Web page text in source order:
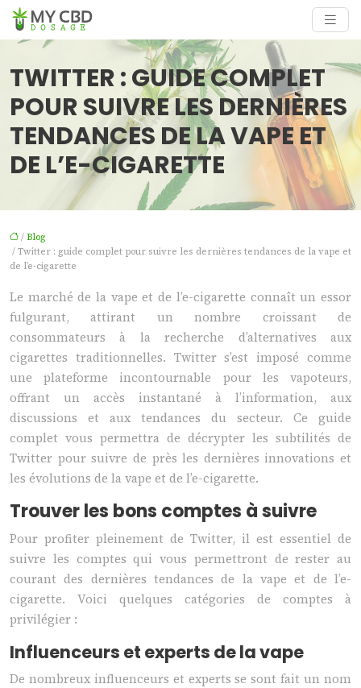
TWITTER : GUIDE COMPLET
POUR SUIVRE LES DERNIÈRES
TENDANCES DE LA VAPE ET
DE L’E-CIGARETTE
/ Blog
/ Twitter : guide complet pour suivre les dernières tendances de la vape et
de l’e-cigarette
Le marché de la vape et de l’e-cigarette connaît un essor
fulgurant, attirant un nombre croissant de
consommateurs à la recherche d’alternatives aux
cigarettes traditionnelles. Twitter s’est imposé comme
une plateforme incontournable pour les vapoteurs,
offrant un accès instantané à l’information, aux
discussions et aux tendances du secteur. Ce guide
complet vous permettra de décrypter les subtilités de
Twitter pour suivre de près les dernières innovations et
les évolutions de la vape et de l’e-cigarette.
Trouver les bons comptes à suivre
Pour profiter pleinement de Twitter, il est essentiel de
suivre les comptes qui vous permettront de rester au
courant des dernières tendances de la vape et de l’e-
cigarette. Voici quelques catégories de comptes à
privilégier :
Influenceurs et experts de la vape
De nombreux influenceurs et experts se sont fait un nom